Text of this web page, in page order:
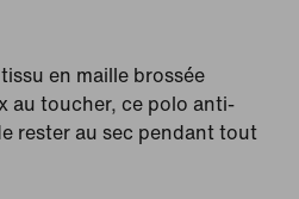
en maille brossée
au toucher, ce polo anti-
rester au sec pendant tout